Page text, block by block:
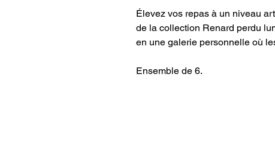
Élevez vos repas à un niveau
de la collection Renard perdu
en une galerie personnelle où
Ensemble de 6.